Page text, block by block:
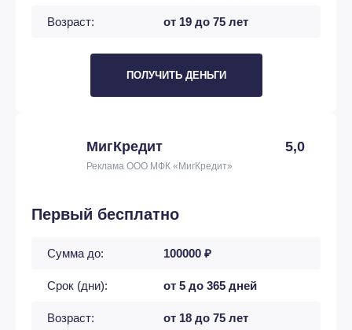
Возраст: от 19 до 75 лет
ПОЛУЧИТЬ ДЕНЬГИ
МигКредит 5,0
Реклама ООО МФК «МигКредит»
Первый бесплатно
Сумма до: 100000 ₽
Срок (дни): от 5 до 365 дней
Возраст: от 18 до 75 лет